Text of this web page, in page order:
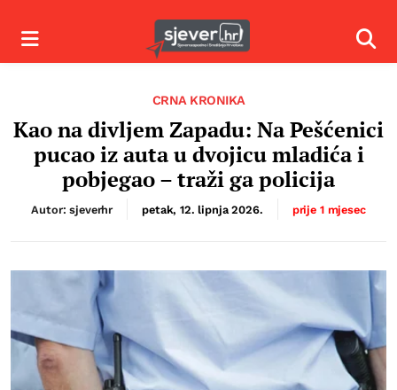
Izbornik
CRNA KRONIKA
Kao na divljem Zapadu: Na Pešćenici
pucao iz auta u dvojicu mladića i
pobjegao – traži ga policija
Autor: sjeverhr petak, 12. lipnja 2026. prije 1 mjesec